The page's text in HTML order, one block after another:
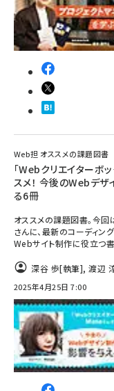
Web担 オススメの課題図書
「Webクリエイターボ
スメ！ 今後のWebデ
る6冊
オススメの課題図書。今回
さんに、最新のコーディン
Webサイト制作に役立つ書
深谷 歩[執筆],渡辺
2025年4月25日 7:00